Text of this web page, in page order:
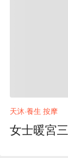
天沐·養生 按摩
女士暖宮